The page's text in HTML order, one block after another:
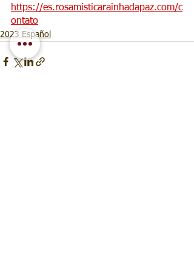
https://es.rosamisticarainhadapaz.com/c
ontato
2023 Español